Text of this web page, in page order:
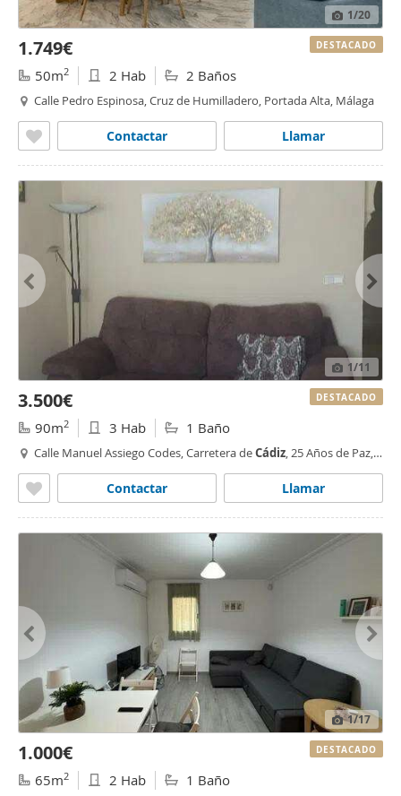
1/20
1.749€
50m2 2 Hab 2 Baños
Calle Pedro Espinosa, Cruz de Humilladero, Portada Alta, Málaga
Llamar
Contactar
DESTACADO
1/11
3.500€
90m2 3 Hab 1 Baño
Calle Manuel Assiego Codes, Carretera deCádiz, 25 Años de Paz,
Llamar
Contactar
DESTACADO
1/17
1.000€
65m2 2 Hab 1 Baño
DESTACADO